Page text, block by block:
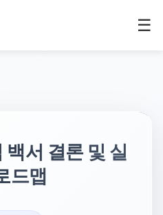
☰
서 결론 및 실
드맵